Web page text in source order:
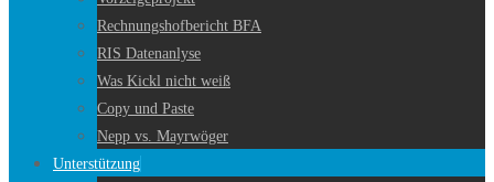
Rechnungshofbericht BFA
RIS Datenanlyse
Was Kickl nicht weiß
Copy und Paste
Nepp vs. Mayrwöger
Unterstützung